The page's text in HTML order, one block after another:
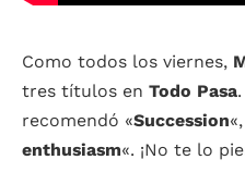
Como todos los viernes,
tres títulos en Todo Pasa
recomendó «Succession
enthusiasm«. ¡No te lo